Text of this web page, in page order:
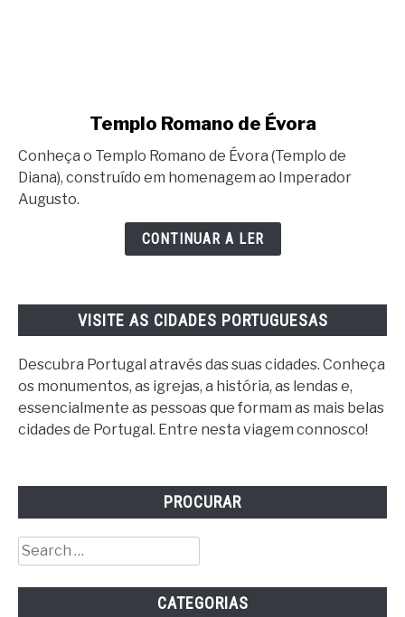
Templo
Romano
de
Templo Romano de Évora
Conheça o Templo Romano de Évora (Templo de
Diana), construído em homenagem ao Imperador
Augusto.
CONTINUAR A LER
VISITE AS CIDADES PORTUGUESAS
Descubra Portugal através das suas cidades. Conheça
os monumentos, as igrejas, a história, as lendas e,
essencialmente as pessoas que formam as mais belas
cidades de Portugal. Entre nesta viagem connosco!
PROCURAR
Search
for:
CATEGORIAS